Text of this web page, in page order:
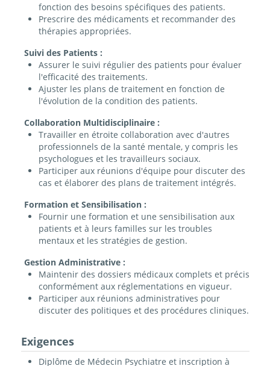
fonction des besoins spécifiques des patients.
Prescrire des médicaments et recommander des
thérapies appropriées.
Suivi des Patients :
Assurer le suivi régulier des patients pour évaluer
l'efficacité des traitements.
Ajuster les plans de traitement en fonction de
l'évolution de la condition des patients.
Collaboration Multidisciplinaire :
Travailler en étroite collaboration avec d'autres
professionnels de la santé mentale, y compris les
psychologues et les travailleurs sociaux.
Participer aux réunions d'équipe pour discuter des
cas et élaborer des plans de traitement intégrés.
Formation et Sensibilisation :
Fournir une formation et une sensibilisation aux
patients et à leurs familles sur les troubles
mentaux et les stratégies de gestion.
Gestion Administrative :
Maintenir des dossiers médicaux complets et précis
conformément aux réglementations en vigueur.
Participer aux réunions administratives pour
discuter des politiques et des procédures cliniques.
Exigences
Diplôme de Médecin Psychiatre et inscription à